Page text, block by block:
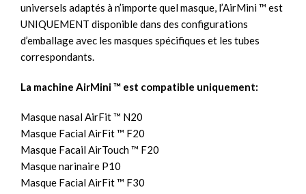
universels adaptés à n’importe quel masque, l’AirMini ™ est
UNIQUEMENT disponible dans des configurations
d’emballage avec les masques spécifiques et les tubes
correspondants.
La machine AirMini ™ est compatible uniquement:
Masque nasal AirFit ™ N20
Masque Facial AirFit ™ F20
Masque Facail AirTouch ™ F20
Masque narinaire P10
Masque Facial AirFit ™ F30